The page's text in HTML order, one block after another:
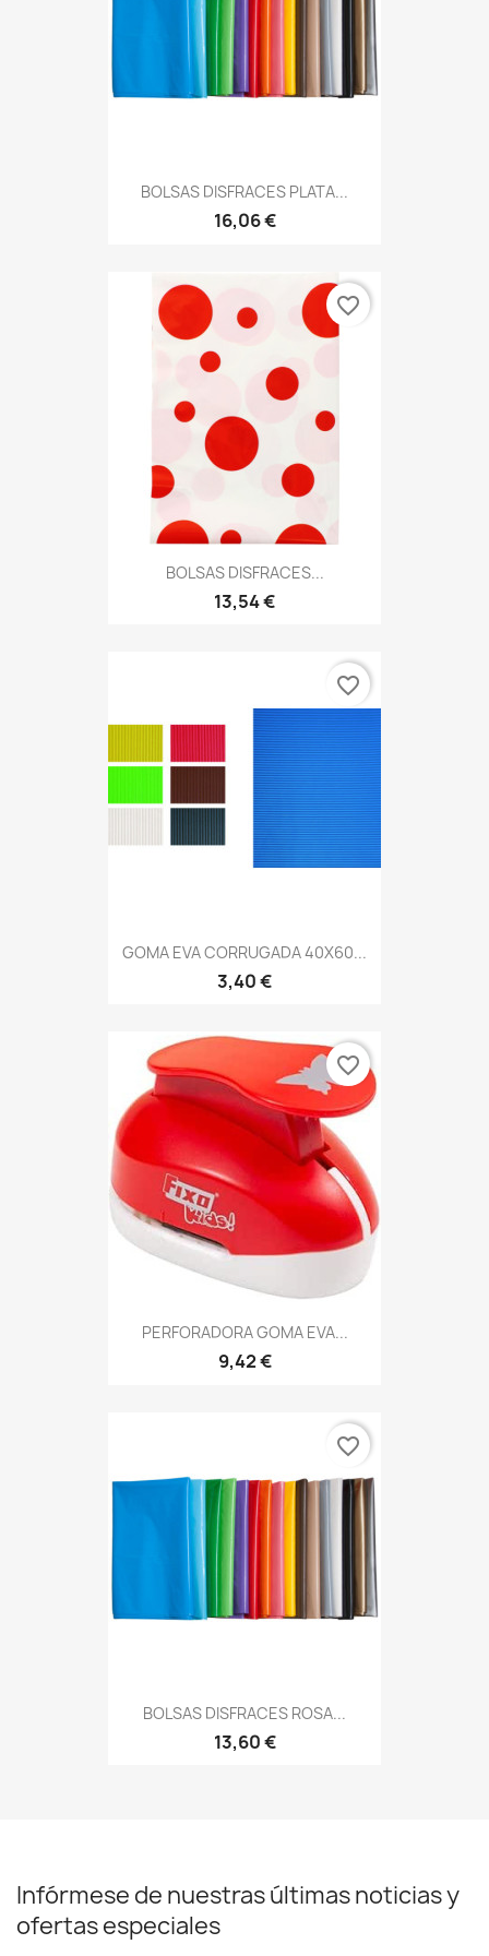
BOLSAS DISFRACES PLATA...
16,06 €
BOLSAS DISFRACES...
13,54 €
favorite_border
GOMA EVA CORRUGADA 40X60...
3,40 €
favorite_border
PERFORADORA GOMA EVA...
9,42 €
favorite_border
BOLSAS DISFRACES ROSA...
13,60 €
favorite_border
Infórmese de nuestras últimas noticias y
ofertas especiales